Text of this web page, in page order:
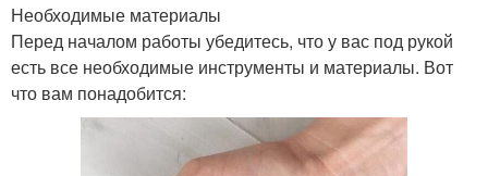
Необходимые материалы
Перед началом работы убедитесь, что у вас под рукой
есть все необходимые инструменты и материалы. Вот
что вам понадобится: